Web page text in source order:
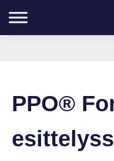
PPO®